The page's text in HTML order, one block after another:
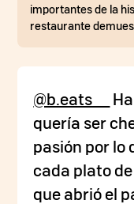
importantes de la
restaurante
@b.eats__
quería ser
pasión por lo
cada plato
que abrió el